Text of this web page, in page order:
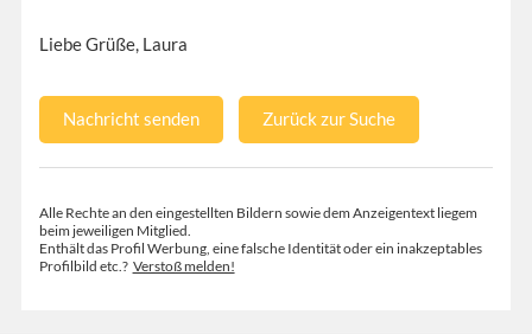
Liebe Grüße, Laura
Nachricht senden Zurück zur Suche
Alle Rechte an den eingestellten Bildern sowie dem Anzeigentext liegem
beim jeweiligen Mitglied.
Enthält das Profil Werbung, eine falsche Identität oder ein inakzeptables
Profilbild etc.? Verstoß melden!